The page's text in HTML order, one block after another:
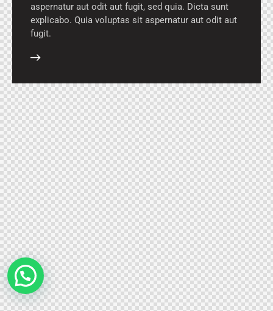
aspernatur aut odit aut fugit, sed quia. Dicta sunt
explicabo. Quia voluptas sit aspernatur aut odit aut
fugit.